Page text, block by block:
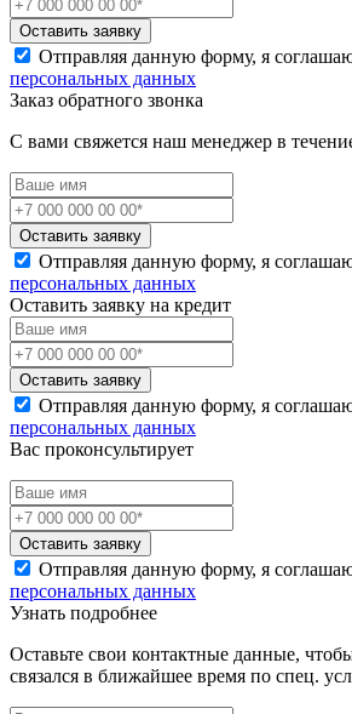
Оставить заявку
Отправляя данную форму, я
персональных данных
Заказ обратного звонка
С вами свяжется наш менеджер в
Оставить заявку
Отправляя данную форму, я
персональных данных
Оставить заявку на кредит
Оставить заявку
Отправляя данную форму, я
персональных данных
Вас проконсультирует
Оставить заявку
Отправляя данную форму, я
персональных данных
Узнать подробнее
Оставьте свои контактные данные,
связался в ближайшее время по спец.